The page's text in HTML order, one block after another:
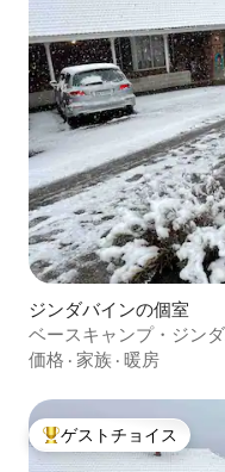
ジンダバインの個室
ベースキャンプ・ジン
価格 · 家族 · 暖房
大好評のゲストチョイ
ゲストチョイス